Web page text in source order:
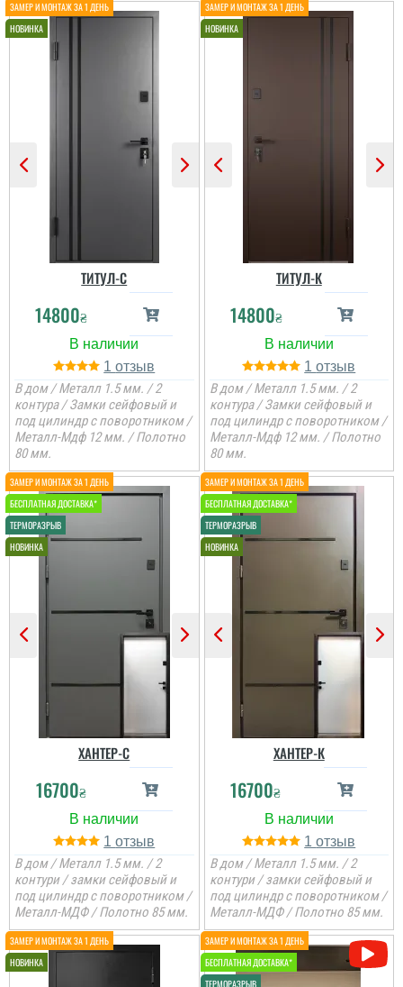
ТИТУЛ-C
14800₴
1
В дом / Металл 1.5 мм. / 2
контура / Замки сейфовый и
под цилиндр с поворотником /
Металл-Мдф 12 мм. / Полотно
80 мм.
ТИТУЛ-К
14800₴
1
В дом / Металл 1.5 мм. / 2
контура / Замки сейфовый и
под цилиндр с поворотником /
Металл-Мдф 12 мм. / Полотно
80 мм.
ХАНТЕР-С
16700₴
1
В дом / Металл 1.5 мм. / 2
контури / замки сейфовый и
под цилиндр с поворотником /
Металл-МДФ / Полотно 85 мм.
ХАНТЕР-К
16700₴
1
В дом / Металл 1.5 мм. / 2
контури / замки сейфовый и
под цилиндр с поворотником /
Металл-МДФ / Полотно 85 мм.